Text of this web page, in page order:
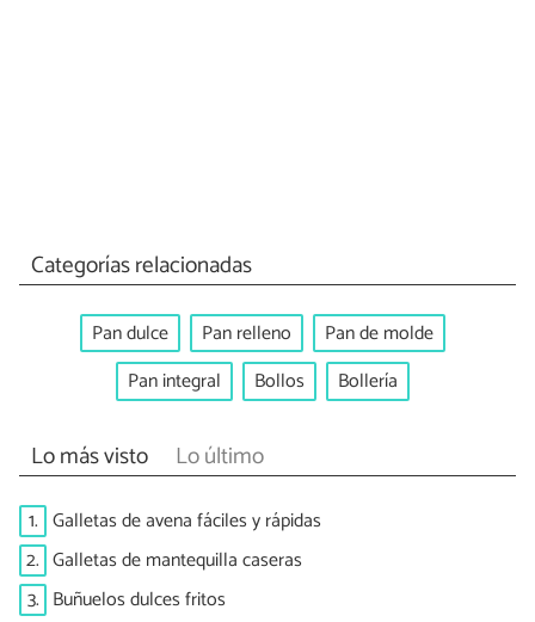
Categorías relacionadas
Pan dulce Pan relleno
Pan de molde
Pan integral
Bollos Bollería
Lo más visto Lo último
1. Galletas de avena fáciles y rápidas
2. Galletas de mantequilla caseras
3. Buñuelos dulces fritos